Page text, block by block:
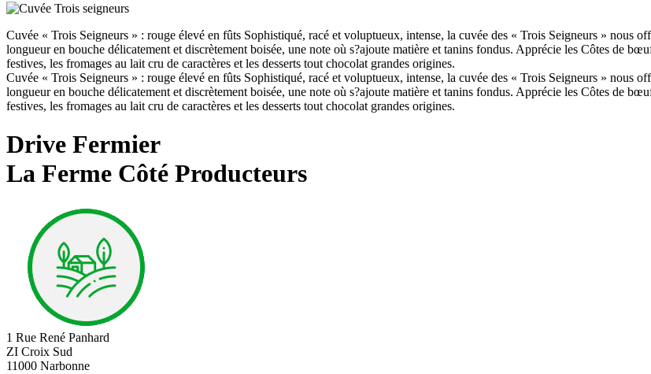
Cuvée « Trois Seigneurs » : rouge élevé en fûts Sophistiqué, racé et voluptueux, intense, la cuvée des « Trois Seigneurs » nous
longueur en bouche délicatement et discrètement boisée, une note où s?ajoute matière et tanins fondus. Apprécie les Côtes de
festives, les fromages au lait cru de caractères et les desserts tout chocolat grandes origines.
Cuvée « Trois Seigneurs » : rouge élevé en fûts Sophistiqué, racé et voluptueux, intense, la cuvée des « Trois Seigneurs » nous
longueur en bouche délicatement et discrètement boisée, une note où s?ajoute matière et tanins fondus. Apprécie les Côtes de
festives, les fromages au lait cru de caractères et les desserts tout chocolat grandes origines.
Drive Fermier
La Ferme Côté Producteurs
1 Rue René Panhard
ZI Croix Sud
11000 Narbonne